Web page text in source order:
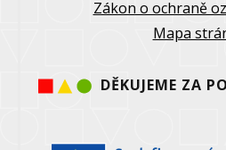
Zákon o ochraně
Mapa
DĚKUJEME ZA